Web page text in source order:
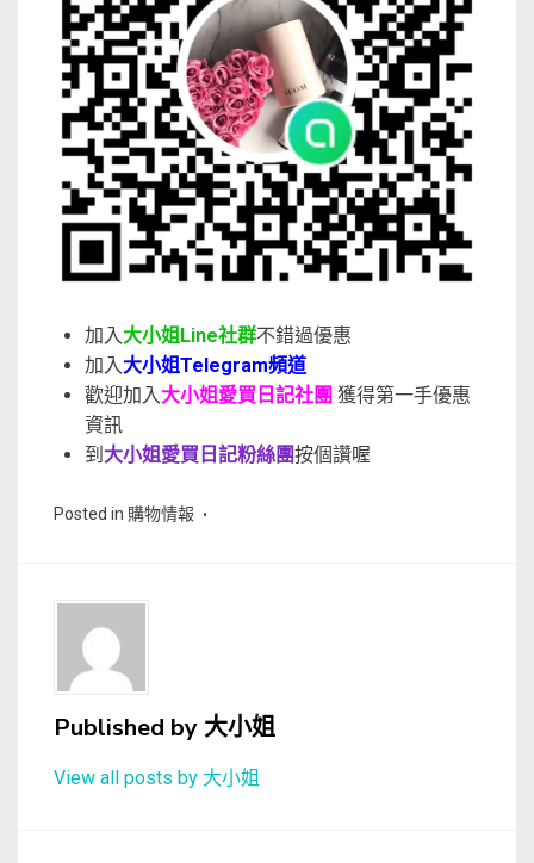
加入大小姐Line社群不錯過優惠
加入大小姐Telegram頻道
歡迎加入大小姐愛買日記社團 獲得第一手優惠
資訊
到 大小姐愛買日記粉絲團按個讚喔
Posted in 購物情報
Published by大小姐
View all posts by 大小姐